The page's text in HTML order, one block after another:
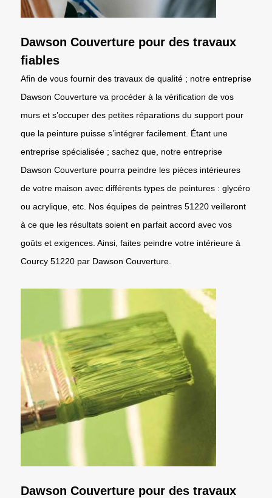
Dawson Couverture pour des travaux
fiables
Afin de vous fournir des travaux de qualité ; notre entreprise
Dawson Couverture va procéder à la vérification de vos
murs et s’occuper des petites réparations du support pour
que la peinture puisse s’intégrer facilement. Étant une
entreprise spécialisée ; sachez que, notre entreprise
Dawson Couverture pourra peindre les pièces intérieures
de votre maison avec différents types de peintures : glycéro
ou acrylique, etc. Nos équipes de peintres 51220 veilleront
à ce que les résultats soient en parfait accord avec vos
goûts et exigences. Ainsi, faites peindre votre intérieure à
Courcy 51220 par Dawson Couverture.
Dawson Couverture pour des travaux